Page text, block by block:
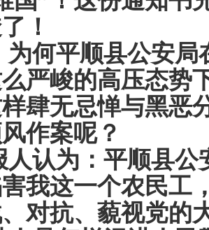
！
为何平顺县公安局
严峻的高压态势
肆无忌惮与黑恶
作案呢？
人认为：平顺县公
我这一个农民工
对抗、藐视党的